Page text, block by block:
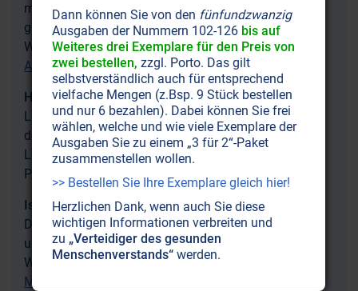
manipulieren auch die Politik der USA, auf dass die
große „Endschlacht“ in Israel möglichst bald
Wirklichkeit werde. Christlicher Zionismus: Beten für
Armageddon
Hintergründe zum Nahostkonflikt
Lange Zeit dominierte der schreckliche Angriffskrieg
der Hamas auf Israel die globale Berichterstattung.
Lesen Sie hier nun, was die Leitmedien uns im
Palästina-Konflikt verschweigen:
Krieg in Gaza
Israel-Palästina-Krieg
Das Schicksal von Palästinensern und Israelis ist
untrennbar miteinander verbunden – auch wenn die
Welt dies nicht wahrhaben will.Nahostkonflikt:
Mitgefangen, mitgehangen!
Dann können Sie von den fünfundzwanzig
Ausgaben der Nummern 102-126 bis auf
Weiteres drei Exemplare für den Preis von
zwei bestellen, zzgl. Porto. Das gilt
selbstverständlich auch für entsprechend
vielfache Mengen (z.Bsp. 9 Stück bestellen
und nur 6 bezahlen). Dabei können Sie frei
wählen, welche und wie viele Exemplare der
Ausgaben Sie zu einem „3 für 2“-Paket
zusammenstellen wollen.
>> Bestellen Sie Ihre Exemplare gleich hier!
Herzlichen Dank, wenn auch Sie diese
wichtigen Informationen verbreiten und
zu „Verteidiger des gesunden
Menschenverstands“ werden.